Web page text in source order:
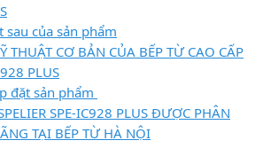
của sản phẩm
THUẬT CƠ BẢN CỦA BẾP TỪ CAO CẤP
PLUS
đặt sản phẩm
SPE-IC928 PLUS ĐƯỢC PHÂN
TẠI BẾP TỪ HÀ NỘI